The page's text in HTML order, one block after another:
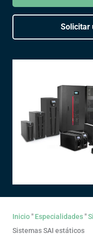
Solicitar
Inicio" Especialidades"
Sistemas SAI estáticos